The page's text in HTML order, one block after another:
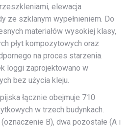
elewacja
ze szklanym wypełnieniem. Do
materiałów wysokiej klasy,
płyt kompozytowych oraz
na proces starzenia.
loggi zaprojektowano w
bez użycia kleju.
łącznie obejmuje 710
w trzech budynkach.
B), dwa pozostałe (A i